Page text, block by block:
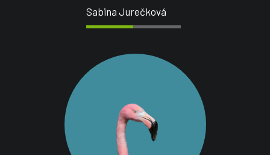
Sabina Jurečková